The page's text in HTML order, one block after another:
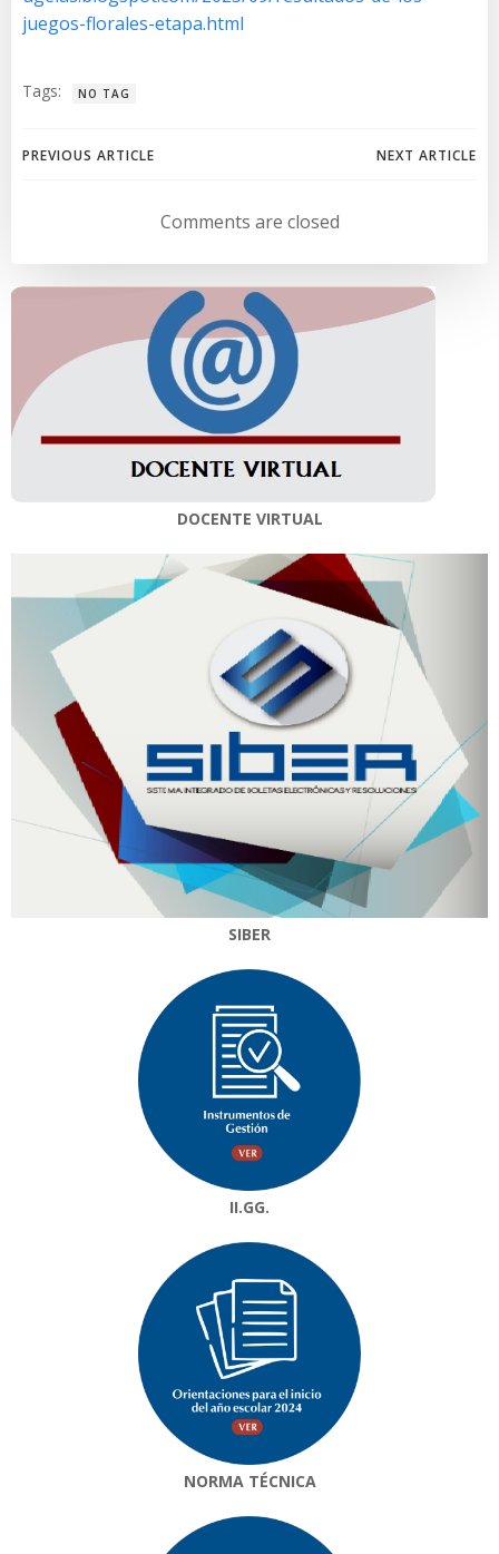
juegos-florales-etapa.html
Tags: NO TAG
Navegación
entradas
PREVIOUS ARTICLE
Navegación
de
entradas
NEXT ARTICLE
Comments are closed
DOCENTE VIRTUAL
SIBER
II.GG.
NORMA TÉCNICA